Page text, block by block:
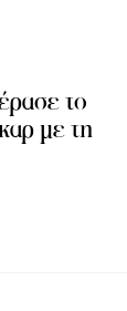
το
με τη